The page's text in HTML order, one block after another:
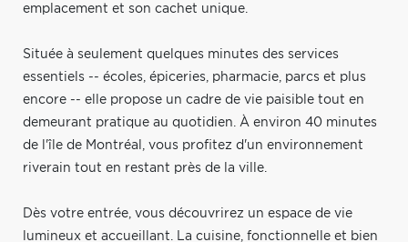
emplacement et son cachet unique.
Située à seulement quelques minutes des services
essentiels -- écoles, épiceries, pharmacie, parcs et plus
encore -- elle propose un cadre de vie paisible tout en
demeurant pratique au quotidien. À environ 40 minutes
de l'île de Montréal, vous profitez d'un environnement
riverain tout en restant près de la ville.
Dès votre entrée, vous découvrirez un espace de vie
lumineux et accueillant. La cuisine, fonctionnelle et bien